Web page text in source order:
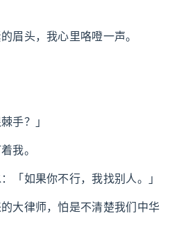
眉头，我心里咯噔一声。
手？」
我。
「如果你不行，我找别人。」
大律师，怕是不清楚我们中华